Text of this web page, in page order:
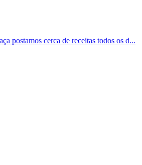
postamos cerca de receitas todos os d...